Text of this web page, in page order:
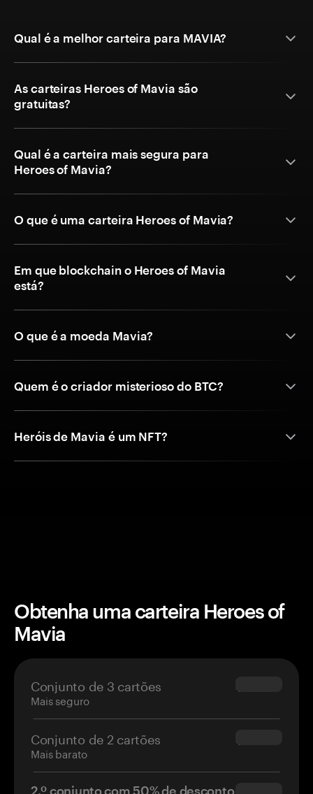
Qual é a melhor carteira para MAVIA?
As carteiras Heroes of Mavia são
gratuitas?
Qual é a carteira mais segura para
Heroes of Mavia?
O que é uma carteira Heroes of Mavia?
Em que blockchain o Heroes of Mavia
está?
O que é a moeda Mavia?
Quem é o criador misterioso do BTC?
Heróis de Mavia é um NFT?
Obtenha uma carteira Heroes of
Mavia
Conjunto de 3 cartões
Mais seguro
$69.90
Conjunto de 2 cartões
Mais barato
$54.90
2.º conjunto com 50% de desconto